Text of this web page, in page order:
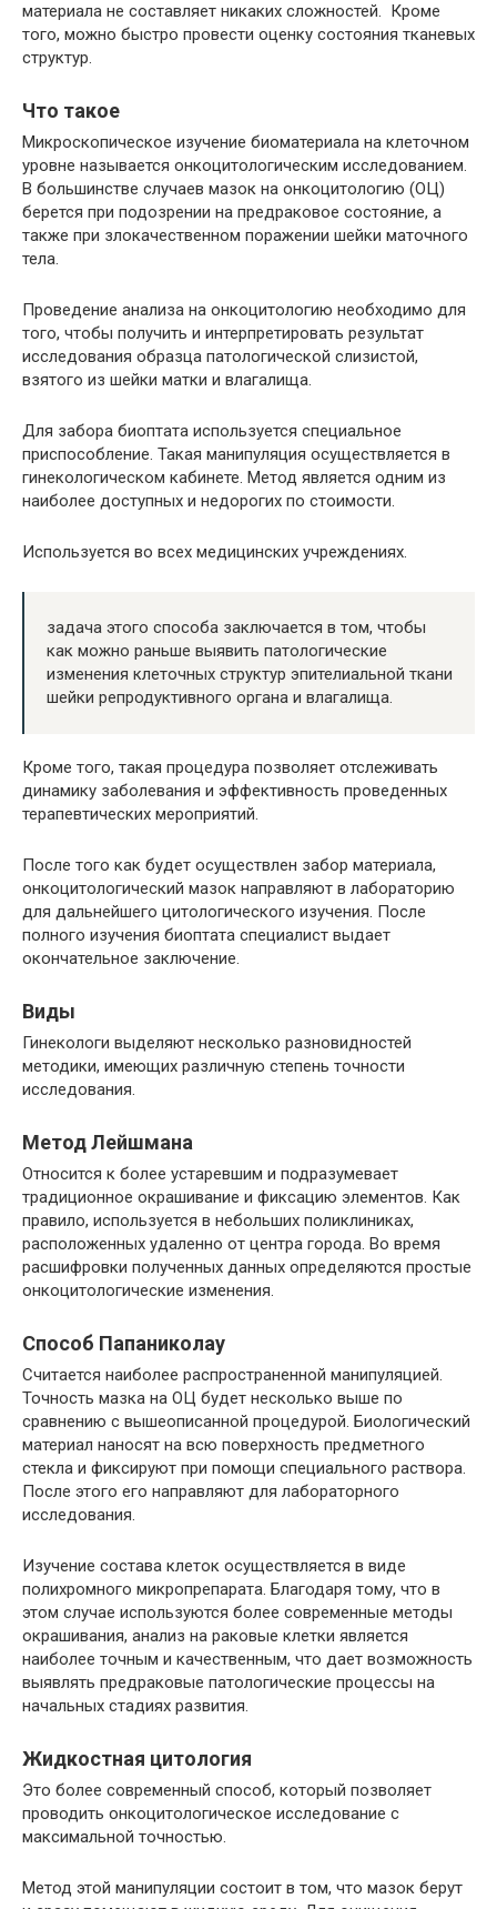
материала не составляет никаких сложностей. Кроме
того, можно быстро провести оценку состояния тканевых
структур.
Что такое
Микроскопическое изучение биоматериала на клеточном
уровне называется онкоцитологическим исследованием.
В большинстве случаев мазок на онкоцитологию (ОЦ)
берется при подозрении на предраковое состояние, а
также при злокачественном поражении шейки маточного
тела.
Проведение анализа на онкоцитологию необходимо для
того, чтобы получить и интерпретировать результат
исследования образца патологической слизистой,
взятого из шейки матки и влагалища.
Для забора биоптата используется специальное
приспособление. Такая манипуляция осуществляется в
гинекологическом кабинете. Метод является одним из
наиболее доступных и недорогих по стоимости.
Используется во всех медицинских учреждениях.
задача этого способа заключается в том, чтобы
как можно раньше выявить патологические
изменения клеточных структур эпителиальной ткани
шейки репродуктивного органа и влагалища.
Кроме того, такая процедура позволяет отслеживать
динамику заболевания и эффективность проведенных
терапевтических мероприятий.
После того как будет осуществлен забор материала,
онкоцитологический мазок направляют в лабораторию
для дальнейшего цитологического изучения. После
полного изучения биоптата специалист выдает
окончательное заключение.
Виды
Гинекологи выделяют несколько разновидностей
методики, имеющих различную степень точности
исследования.
Метод Лейшмана
Относится к более устаревшим и подразумевает
традиционное окрашивание и фиксацию элементов. Как
правило, используется в небольших поликлиниках,
расположенных удаленно от центра города. Во время
расшифровки полученных данных определяются простые
онкоцитологические изменения.
Способ Папаниколау
Считается наиболее распространенной манипуляцией.
Точность мазка на ОЦ будет несколько выше по
сравнению с вышеописанной процедурой. Биологический
материал наносят на всю поверхность предметного
стекла и фиксируют при помощи специального раствора.
После этого его направляют для лабораторного
исследования.
Изучение состава клеток осуществляется в виде
полихромного микропрепарата. Благодаря тому, что в
этом случае используются более современные методы
окрашивания, анализ на раковые клетки является
наиболее точным и качественным, что дает возможность
выявлять предраковые патологические процессы на
начальных стадиях развития.
Жидкостная цитология
Это более современный способ, который позволяет
проводить онкоцитологическое исследование с
максимальной точностью.
Метод этой манипуляции состоит в том, что мазок берут